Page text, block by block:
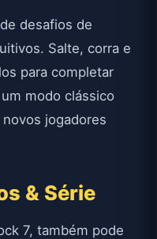
desafios de
Salte, corra e
para completar
modo clássico
jogadores
& Série
7, também pode